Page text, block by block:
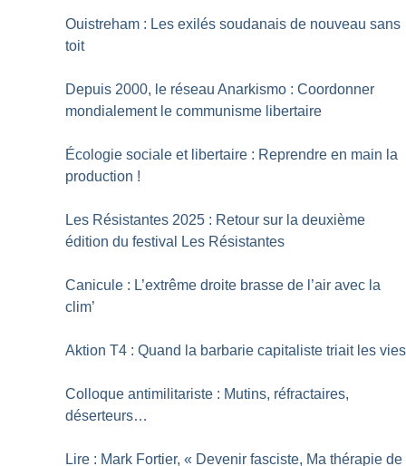
Ouistreham : Les exilés soudanais de nouveau sans
toit
Depuis 2000, le réseau Anarkismo : Coordonner
mondialement le communisme libertaire
Écologie sociale et libertaire : Reprendre en main la
production !
Les Résistantes 2025 : Retour sur la deuxième
édition du festival Les Résistantes
Canicule : L’extrême droite brasse de l’air avec la
clim’
Aktion T4 : Quand la barbarie capitaliste triait les vies
Colloque antimilitariste : Mutins, réfractaires,
déserteurs…
Lire : Mark Fortier, « Devenir fasciste, Ma thérapie de